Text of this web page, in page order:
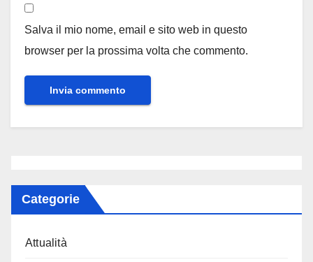
Salva il mio nome, email e sito web in questo
browser per la prossima volta che commento.
Categorie
Attualità